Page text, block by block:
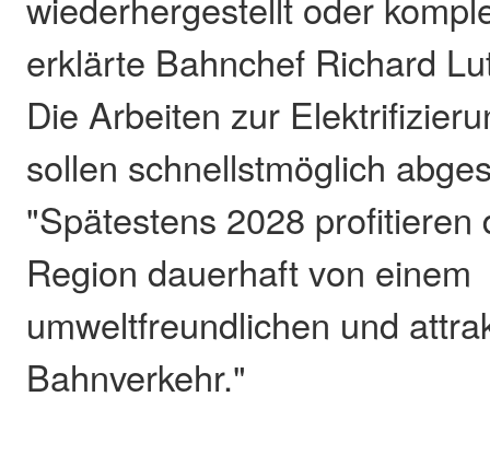
erklärte Bahnchef Richard
Die Arbeiten zur
sollen schnellstmöglich
"Spätestens 2028 profitieren
Region dauerhaft von einem
umweltfreundlichen und
Bahnverkehr."